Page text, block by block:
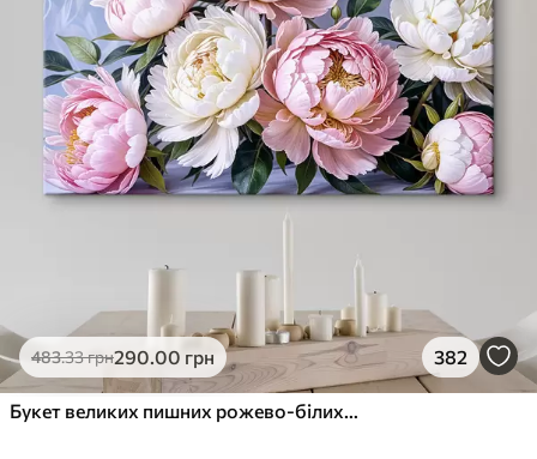
483.33грн290.00 грн 382
Букет великих пишних рожево-білих квітів півонії із зеленим листям на м’якому розмитому фоні